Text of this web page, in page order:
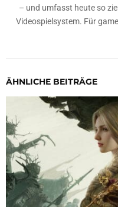
– und umfasst heute so
Videospielsystem. Für
ÄHNLICHE BEITRÄGE